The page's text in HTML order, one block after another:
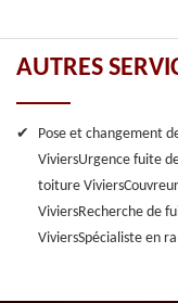
AUTRES
Pose et changement
ViviersUrgence fuite
toiture Viviers
ViviersRecherche de
ViviersSpécialiste en